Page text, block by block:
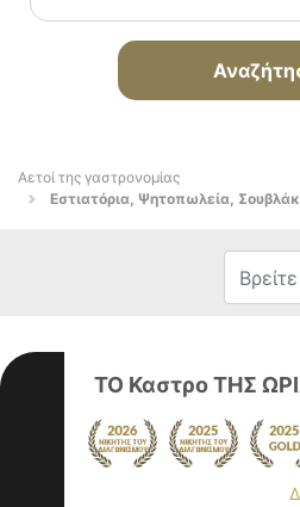
Αετοί της γαστρονομίας
Εστιατόρια, Ψητοπωλεία,
ΤΟ Καστρο ΤΗΣ